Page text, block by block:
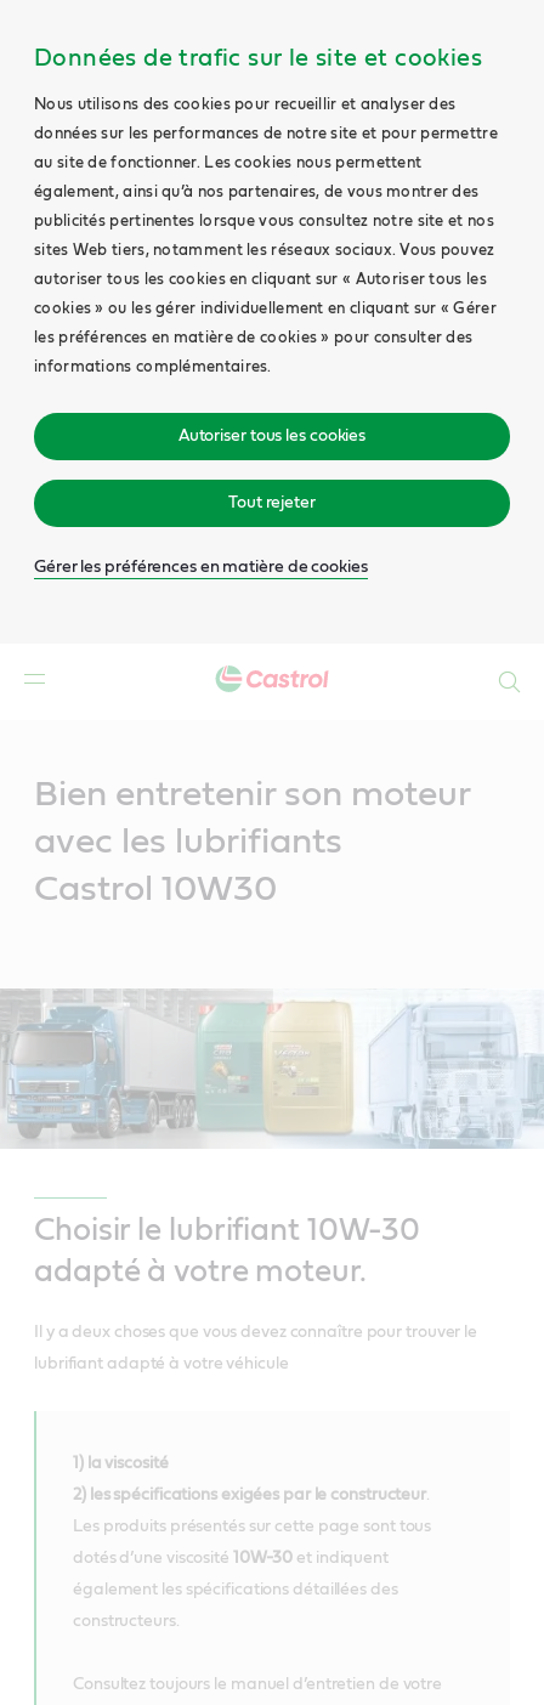
Données de trafic sur le site et cookies
Nous utilisons des cookies pour recueillir et analyser des
données sur les performances de notre site et pour permettre
au site de fonctionner. Les cookies nous permettent
également, ainsi qu’à nos partenaires, de vous montrer des
publicités pertinentes lorsque vous consultez notre site et nos
sites Web tiers, notamment les réseaux sociaux. Vous pouvez
autoriser tous les cookies en cliquant sur « Autoriser tous les
cookies » ou les gérer individuellement en cliquant sur « Gérer
les préférences en matière de cookies » pour consulter des
informations complémentaires.
Autoriser tous les cookies
Tout rejeter
Gérer les préférences en matière de cookies
Bien entretenir son moteur
avec les lubrifiants
Castrol 10W30
Choisir le lubrifiant 10W-30
adapté à votre moteur.
Il y a deux choses que vous devez connaître pour trouver le
lubrifiant adapté à votre véhicule
1) la viscosité
2) les spécifications exigées par le constructeur
Les produits présentés sur cette page sont tous
dotés d’une viscosité 10W-30 et indiquent
également les spécifications détaillées des
constructeurs.
Consultez toujours le manuel d’entretien de votre